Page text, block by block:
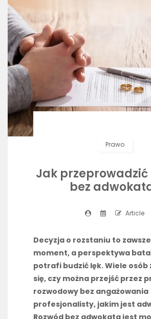
Prawo
Jak przeprowadzić
bez
Article
Decyzja o rozstaniu to
moment, a perspektywa
potrafi budzić lęk. Wiele
się, czy można przejść przez
rozwodowy bez angażowania
profesjonalisty, jakim jest